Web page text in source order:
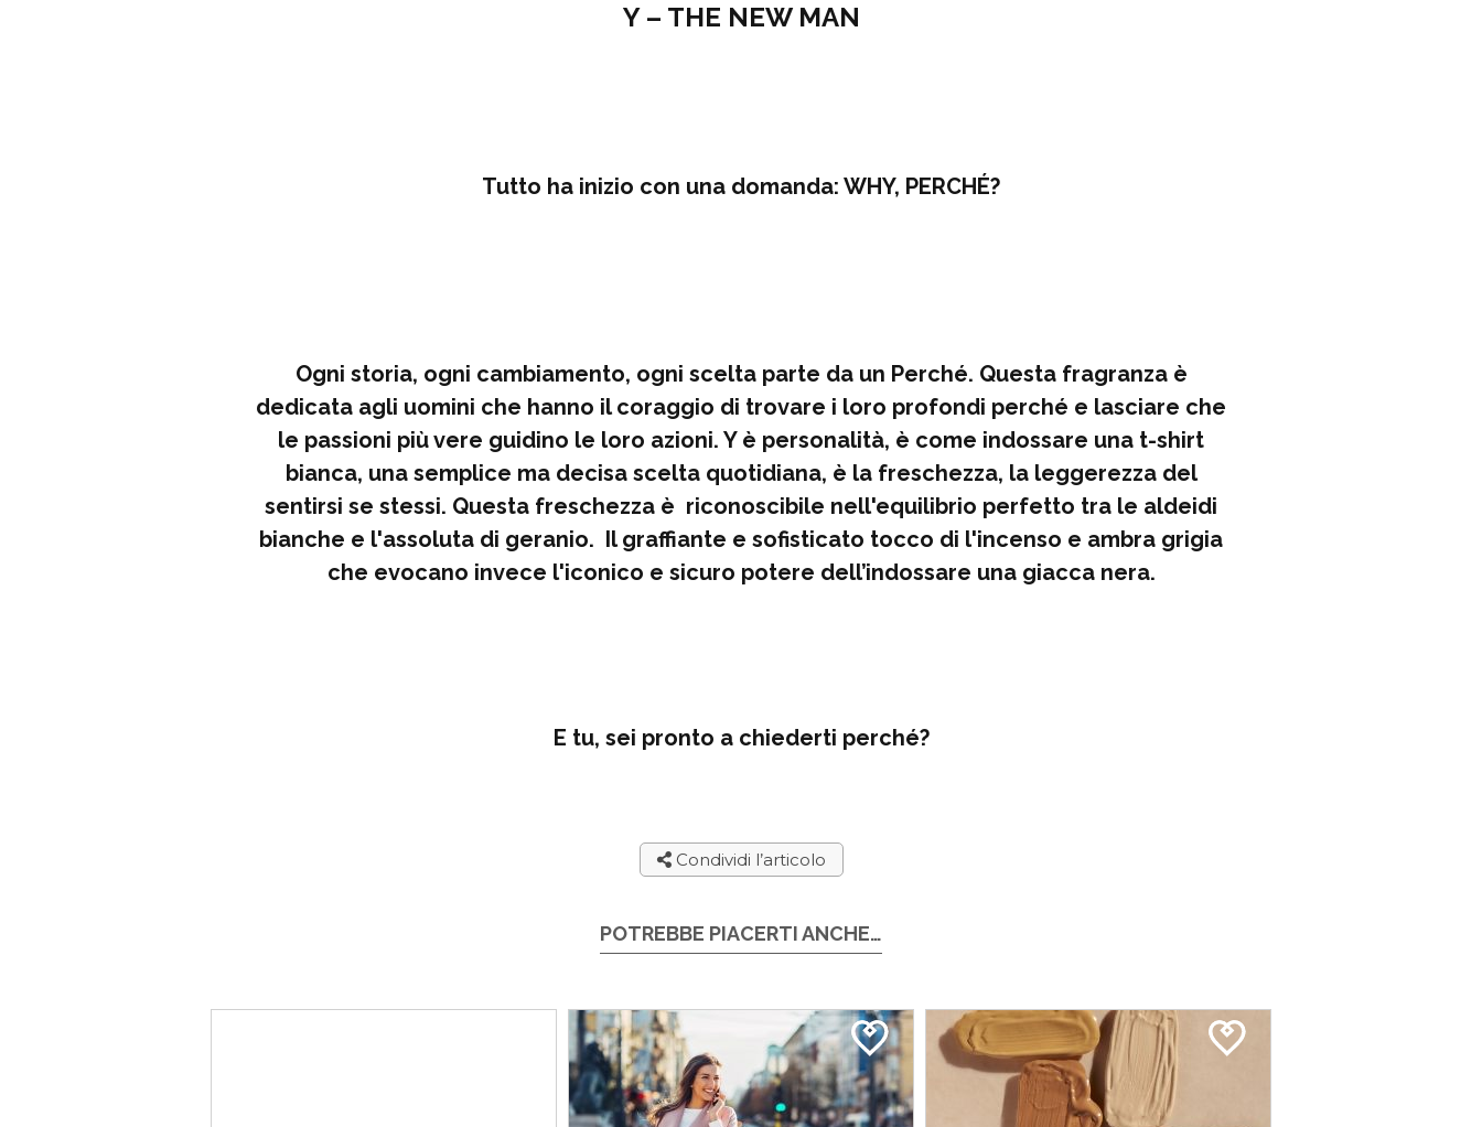
Y – THE NEW MAN
Tutto ha inizio con una domanda: WHY, PERCHÉ?
Ogni storia, ogni cambiamento, ogni scelta parte da un Perché. Questa fragranza è
dedicata agli uomini che hanno il coraggio di trovare i loro profondi perché e lasciare che
le passioni più vere guidino le loro azioni. Y è personalità, è come indossare una t-shirt
bianca, una semplice ma decisa scelta quotidiana, è la freschezza, la leggerezza del
sentirsi se stessi. Questa freschezza è riconoscibile nell'equilibrio perfetto tra le aldeidi
bianche e l'assoluta di geranio. Il graffiante e sofisticato tocco di l'incenso e ambra grigia
che evocano invece l'iconico e sicuro potere dell’indossare una giacca nera.
E tu, sei pronto a chiederti perché?
Condividi l’articolo
POTREBBE PIACERTI ANCHE…